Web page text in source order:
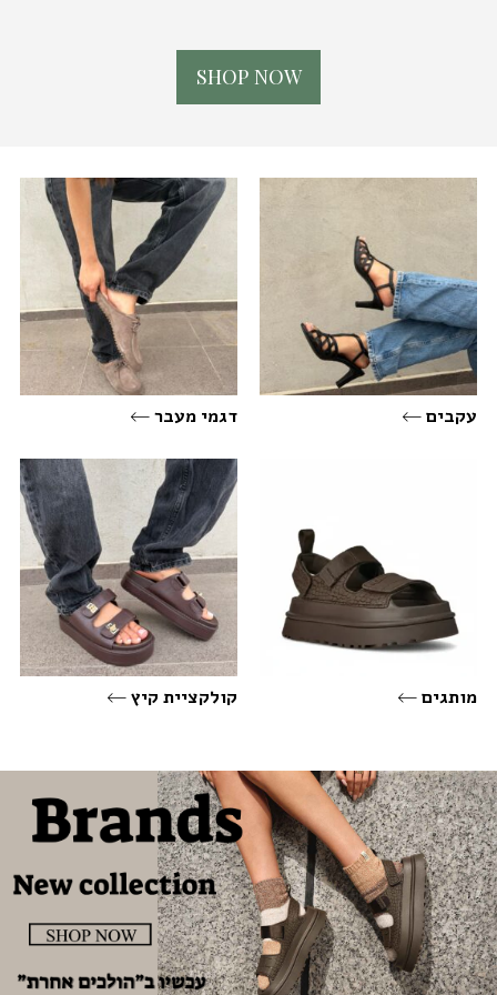
SHOP NOW
עקבים דגמי מעבר
מותגים קולקציית קיץ